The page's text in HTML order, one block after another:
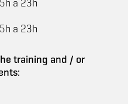
a 23h
a 23h
training and / or